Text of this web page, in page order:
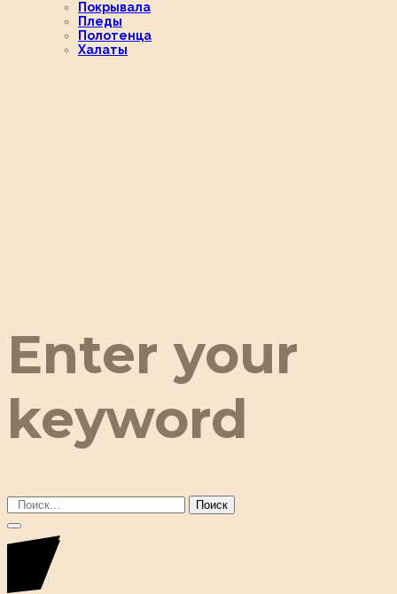
Покрывала
Пледы
Полотенца
Халаты
Enter your
keyword
Поиск